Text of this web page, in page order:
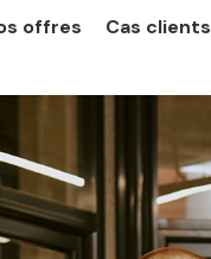
offres Cas clients